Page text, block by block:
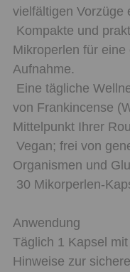
vielfältigen Vorzüge
Kompakte und
Mikroperlen für
Aufnahme.
Eine tägliche
von Frankincense
Mittelpunkt Ihrer
Vegan; frei von
Organismen und
30 Mikorperlen-
Anwendung
Täglich 1 Kapsel
Hinweise zur